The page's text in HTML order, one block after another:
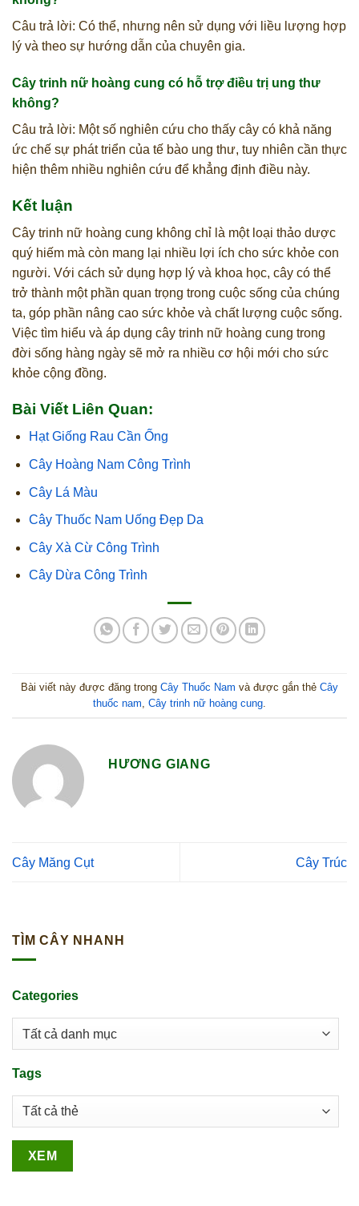
Câu trả lời: Có thể, nhưng nên sử dụng với liều lượng hợp
lý và theo sự hướng dẫn của chuyên gia.
Cây trinh nữ hoàng cung có hỗ trợ điều trị ung thư
không?
Câu trả lời: Một số nghiên cứu cho thấy cây có khả năng
ức chế sự phát triển của tế bào ung thư, tuy nhiên cần thực
hiện thêm nhiều nghiên cứu để khẳng định điều này.
Kết luận
Cây trinh nữ hoàng cung không chỉ là một loại thảo dược
quý hiếm mà còn mang lại nhiều lợi ích cho sức khỏe con
người. Với cách sử dụng hợp lý và khoa học, cây có thể
trở thành một phần quan trọng trong cuộc sống của chúng
ta, góp phần nâng cao sức khỏe và chất lượng cuộc sống.
Việc tìm hiểu và áp dụng cây trinh nữ hoàng cung trong
đời sống hàng ngày sẽ mở ra nhiều cơ hội mới cho sức
khỏe cộng đồng.
Bài Viết Liên Quan:
Hạt Giống Rau Cần Ống
Cây Hoàng Nam Công Trình
Cây Lá Màu
Cây Thuốc Nam Uống Đẹp Da
Cây Xà Cừ Công Trình
Cây Dừa Công Trình
Bài viết này được đăng trong Cây Thuốc Nam và được gắn thẻ Cây
thuốc nam Cây trinh nữ hoàng cung
HƯƠNG GIANG
Cây Măng Cụt Cây Trúc
TÌM CÂY NHANH
Categories
Tags